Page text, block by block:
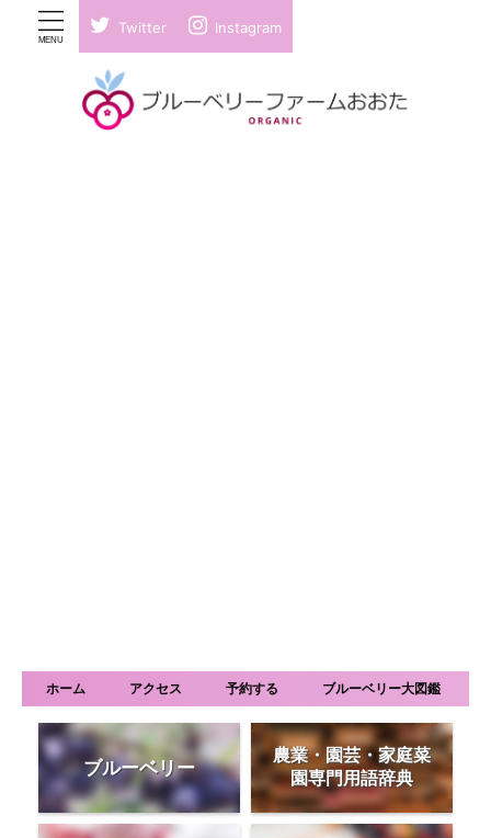
Twitter Instagram
ホーム アクセス 予約する ブルーベリー大図鑑
ブルーベリー
農業・園芸・家庭菜
園専門用語辞典